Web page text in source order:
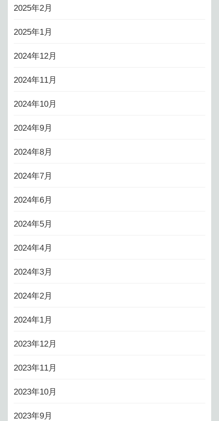
2025年2月
2025年1月
2024年12月
2024年11月
2024年10月
2024年9月
2024年8月
2024年7月
2024年6月
2024年5月
2024年4月
2024年3月
2024年2月
2024年1月
2023年12月
2023年11月
2023年10月
2023年9月